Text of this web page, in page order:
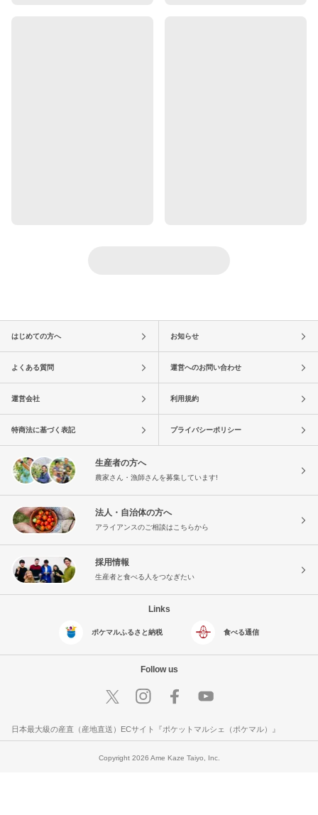
はじめての方へ お知らせ
よくある質問 運営へのお問い合わせ
運営会社 利用規約
特商法に基づく表記 プライバシーポリシー
生産者の方へ
農家さん・漁師さんを募集しています!
法人・自治体の方へ
アライアンスのご相談はこちらから
採用情報
生産者と食べる人をつなぎたい
Links
ポケマルふるさと納税 食べる通信
Follow us
日本最大級の産直（産地直送）ECサイト『ポケットマルシェ（ポケマル）』
Copyright 2026 Ame Kaze Taiyo, Inc.